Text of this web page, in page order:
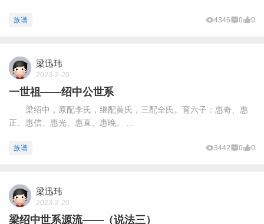
族谱 4346 0 0
梁迅玮
2023-2-20
一世祖——绍中公世系
梁绍中，原配李氏，继配黄氏，三配全氏。育六子：惠奇、惠
正、惠信、惠光、惠直、惠晚。 ...
族谱 3442 0 0
梁迅玮
2023-2-20
梁绍中世系源流——（说法三）